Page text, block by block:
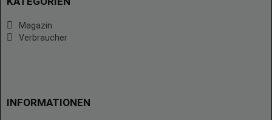
Magazin
Verbraucher
INFORMATIONEN